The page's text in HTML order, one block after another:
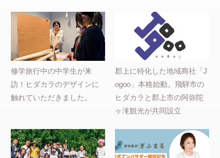
修学旅行中の中学生が来
訪！ヒダカラのデザインに
触れていただきました。
郡上に特化した地域商社「J
ogoo」本格始動。飛騨市の
ヒダカラと郡上市の阿弥陀
ヶ滝観光が共同設立